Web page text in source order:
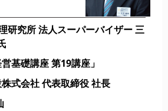
研究所 法人スーパーバイザー 三
営基礎講座 第19講座」
式会社 代表取締役 社長